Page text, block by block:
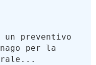
preventivo
per la